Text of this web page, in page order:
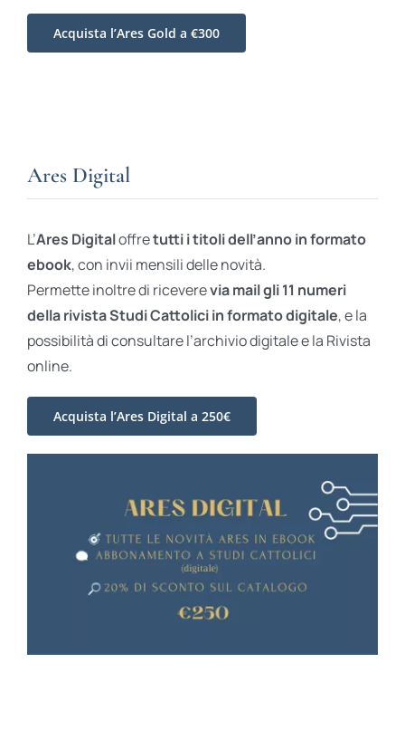
Acquista l’Ares Gold a €300
Ares Digital
L’Ares Digitaloffretutti i titoli dell’anno in formato
ebook, con invii mensili delle novità.
Permette inoltre di riceverevia mail gli 11 numeri
della rivista Studi Cattolici in formato digitale, e la
possibilità di consultare l’archivio digitale e la Rivista
online.
Acquista l’Ares Digital a 250€